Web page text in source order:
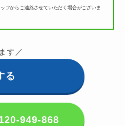
フからご連絡させていただく場合がございま
す／
る
949-868